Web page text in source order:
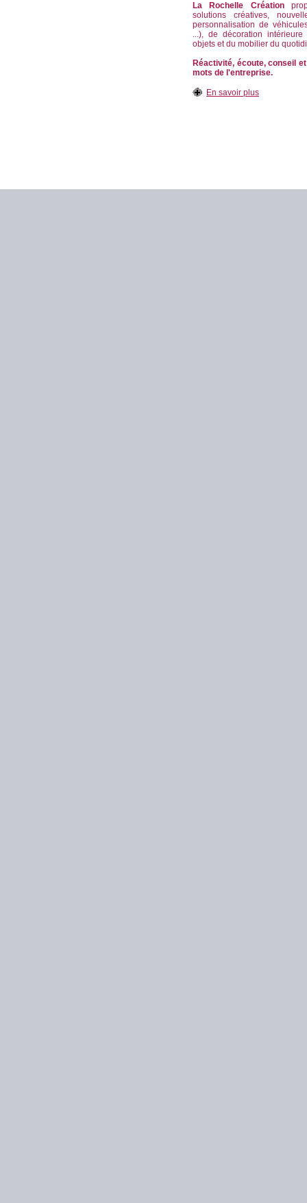
La Rochelle Création
solutions créatives,
personnalisation de
...), de décoration
objets et du mobilier du
Réactivité, écoute, conseil
mots de l'entreprise.
En savoir plus